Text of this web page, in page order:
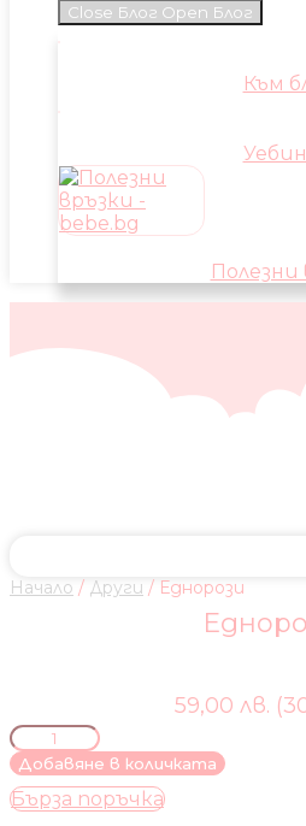
Close Блог Open Блог
Към
Полезни
Начало / Други / Еднорози
59,00 лв.
количество
за
Еднорози
Добавяне в количката
Бърза поръчка